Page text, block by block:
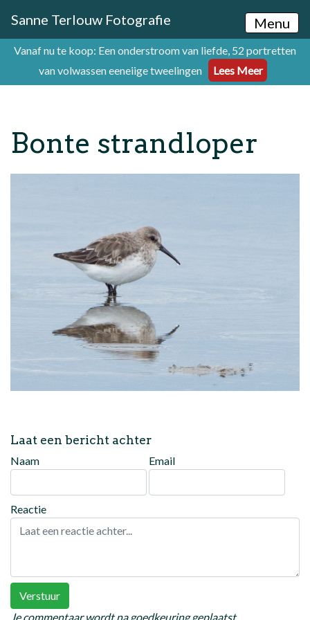
Sanne Terlouw Fotografie Menu
Vanaf nu te koop: Een onderstroom van liefde, 52 portretten
van volwassen eeneiige tweelingen
Lees Meer
Bonte strandloper
Laat een bericht achter
Naam Email
Reactie
Verstuur
Je commentaar wordt na goedkeuring geplaatst.